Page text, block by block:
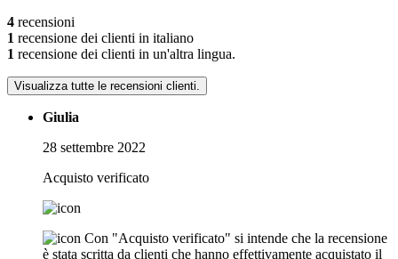
4 recensioni
1 recensione dei clienti in italiano
1 recensione dei clienti in un'altra lingua.
Visualizza tutte le recensioni clienti.
Giulia
28 settembre 2022
Acquisto verificato
Con "Acquisto verificato" si intende che la recensione
è stata scritta da clienti che hanno effettivamente acquistato il